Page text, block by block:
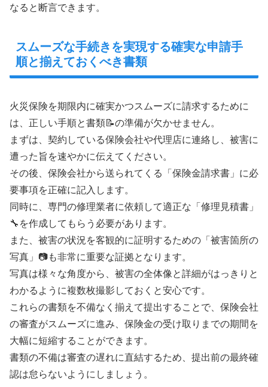
なると断言できます。
スムーズな手続きを実現する確実な申請手
順と揃えておくべき書類
火災保険を期限内に確実かつスムーズに請求するために
は、正しい手順と書類📝の準備が欠かせません。
まずは、契約している保険会社や代理店に連絡し、被害に
遭った旨を速やかに伝えてください。
その後、保険会社から送られてくる「保険金請求書」に必
要事項を正確に記入します。
同時に、専門の修理業者に依頼して適正な「修理見積書」
🔧を作成してもらう必要があります。
また、被害の状況を客観的に証明するための「被害箇所の
写真」📷も非常に重要な証拠となります。
写真は様々な角度から、被害の全体像と詳細がはっきりと
わかるように複数枚撮影しておくと安心です。
これらの書類を不備なく揃えて提出することで、保険会社
の審査がスムーズに進み、保険金の受け取りまでの期間を
大幅に短縮することができます。
書類の不備は審査の遅れに直結するため、提出前の最終確
認は怠らないようにしましょう。